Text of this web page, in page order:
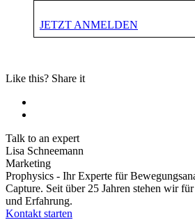
JETZT ANMELDEN
Like this? Share it
Talk to an expert
Lisa Schneemann
Marketing
Prophysics - Ihr Experte für
Capture. Seit über 25 Jahren stehen wir
und Erfahrung.
Kontakt starten